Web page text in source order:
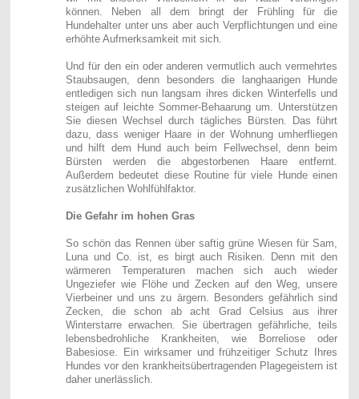
können. Neben all dem bringt der Frühling für die
Hundehalter unter uns aber auch Verpflichtungen und eine
erhöhte Aufmerksamkeit mit sich.
Und für den ein oder anderen vermutlich auch vermehrtes
Staubsaugen, denn besonders die langhaarigen Hunde
entledigen sich nun langsam ihres dicken Winterfells und
steigen auf leichte Sommer-Behaarung um. Unterstützen
Sie diesen Wechsel durch tägliches Bürsten. Das führt
dazu, dass weniger Haare in der Wohnung umherfliegen
und hilft dem Hund auch beim Fellwechsel, denn beim
Bürsten werden die abgestorbenen Haare entfernt.
Außerdem bedeutet diese Routine für viele Hunde einen
zusätzlichen Wohlfühlfaktor.
Die Gefahr im hohen Gras
So schön das Rennen über saftig grüne Wiesen für Sam,
Luna und Co. ist, es birgt auch Risiken. Denn mit den
wärmeren Temperaturen machen sich auch wieder
Ungeziefer wie Flöhe und Zecken auf den Weg, unsere
Vierbeiner und uns zu ärgern. Besonders gefährlich sind
Zecken, die schon ab acht Grad Celsius aus ihrer
Winterstarre erwachen. Sie übertragen gefährliche, teils
lebensbedrohliche Krankheiten, wie Borreliose oder
Babesiose. Ein wirksamer und frühzeitiger Schutz Ihres
Hundes vor den krankheitsübertragenden Plagegeistern ist
daher unerlässlich.